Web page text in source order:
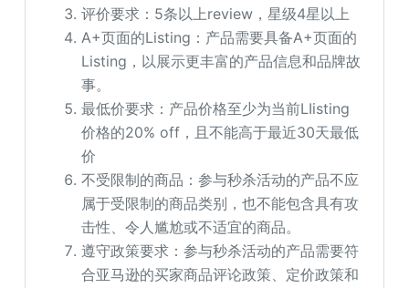
评价要求：5条以上review，星级4星以上
A+页面的Listing：产品需要具备A+页面的
Listing，以展示更丰富的产品信息和品牌故
事。
最低价要求：产品价格至少为当前LIisting
价格的20% off，且不能高于最近30天最低
价
不受限制的商品：参与秒杀活动的产品不应
属于受限制的商品类别，也不能包含具有攻
击性、令人尴尬或不适宜的商品。
遵守政策要求：参与秒杀活动的产品需要符
合亚马逊的买家商品评论政策、定价政策和